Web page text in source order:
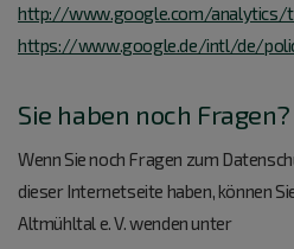
http://www.google.com/analytics/
https://www.google.de/intl/de/
Sie haben noch Fragen?
Wenn Sie noch Fragen zum
dieser Internetseite haben, können
Altmühltal e. V. wenden unter